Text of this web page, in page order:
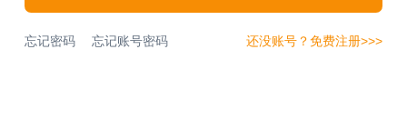
忘记密码 忘记账号密码 还没账号？免费注册>>>